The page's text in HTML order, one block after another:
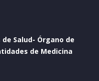
Salud- Órgano de
de Medicina